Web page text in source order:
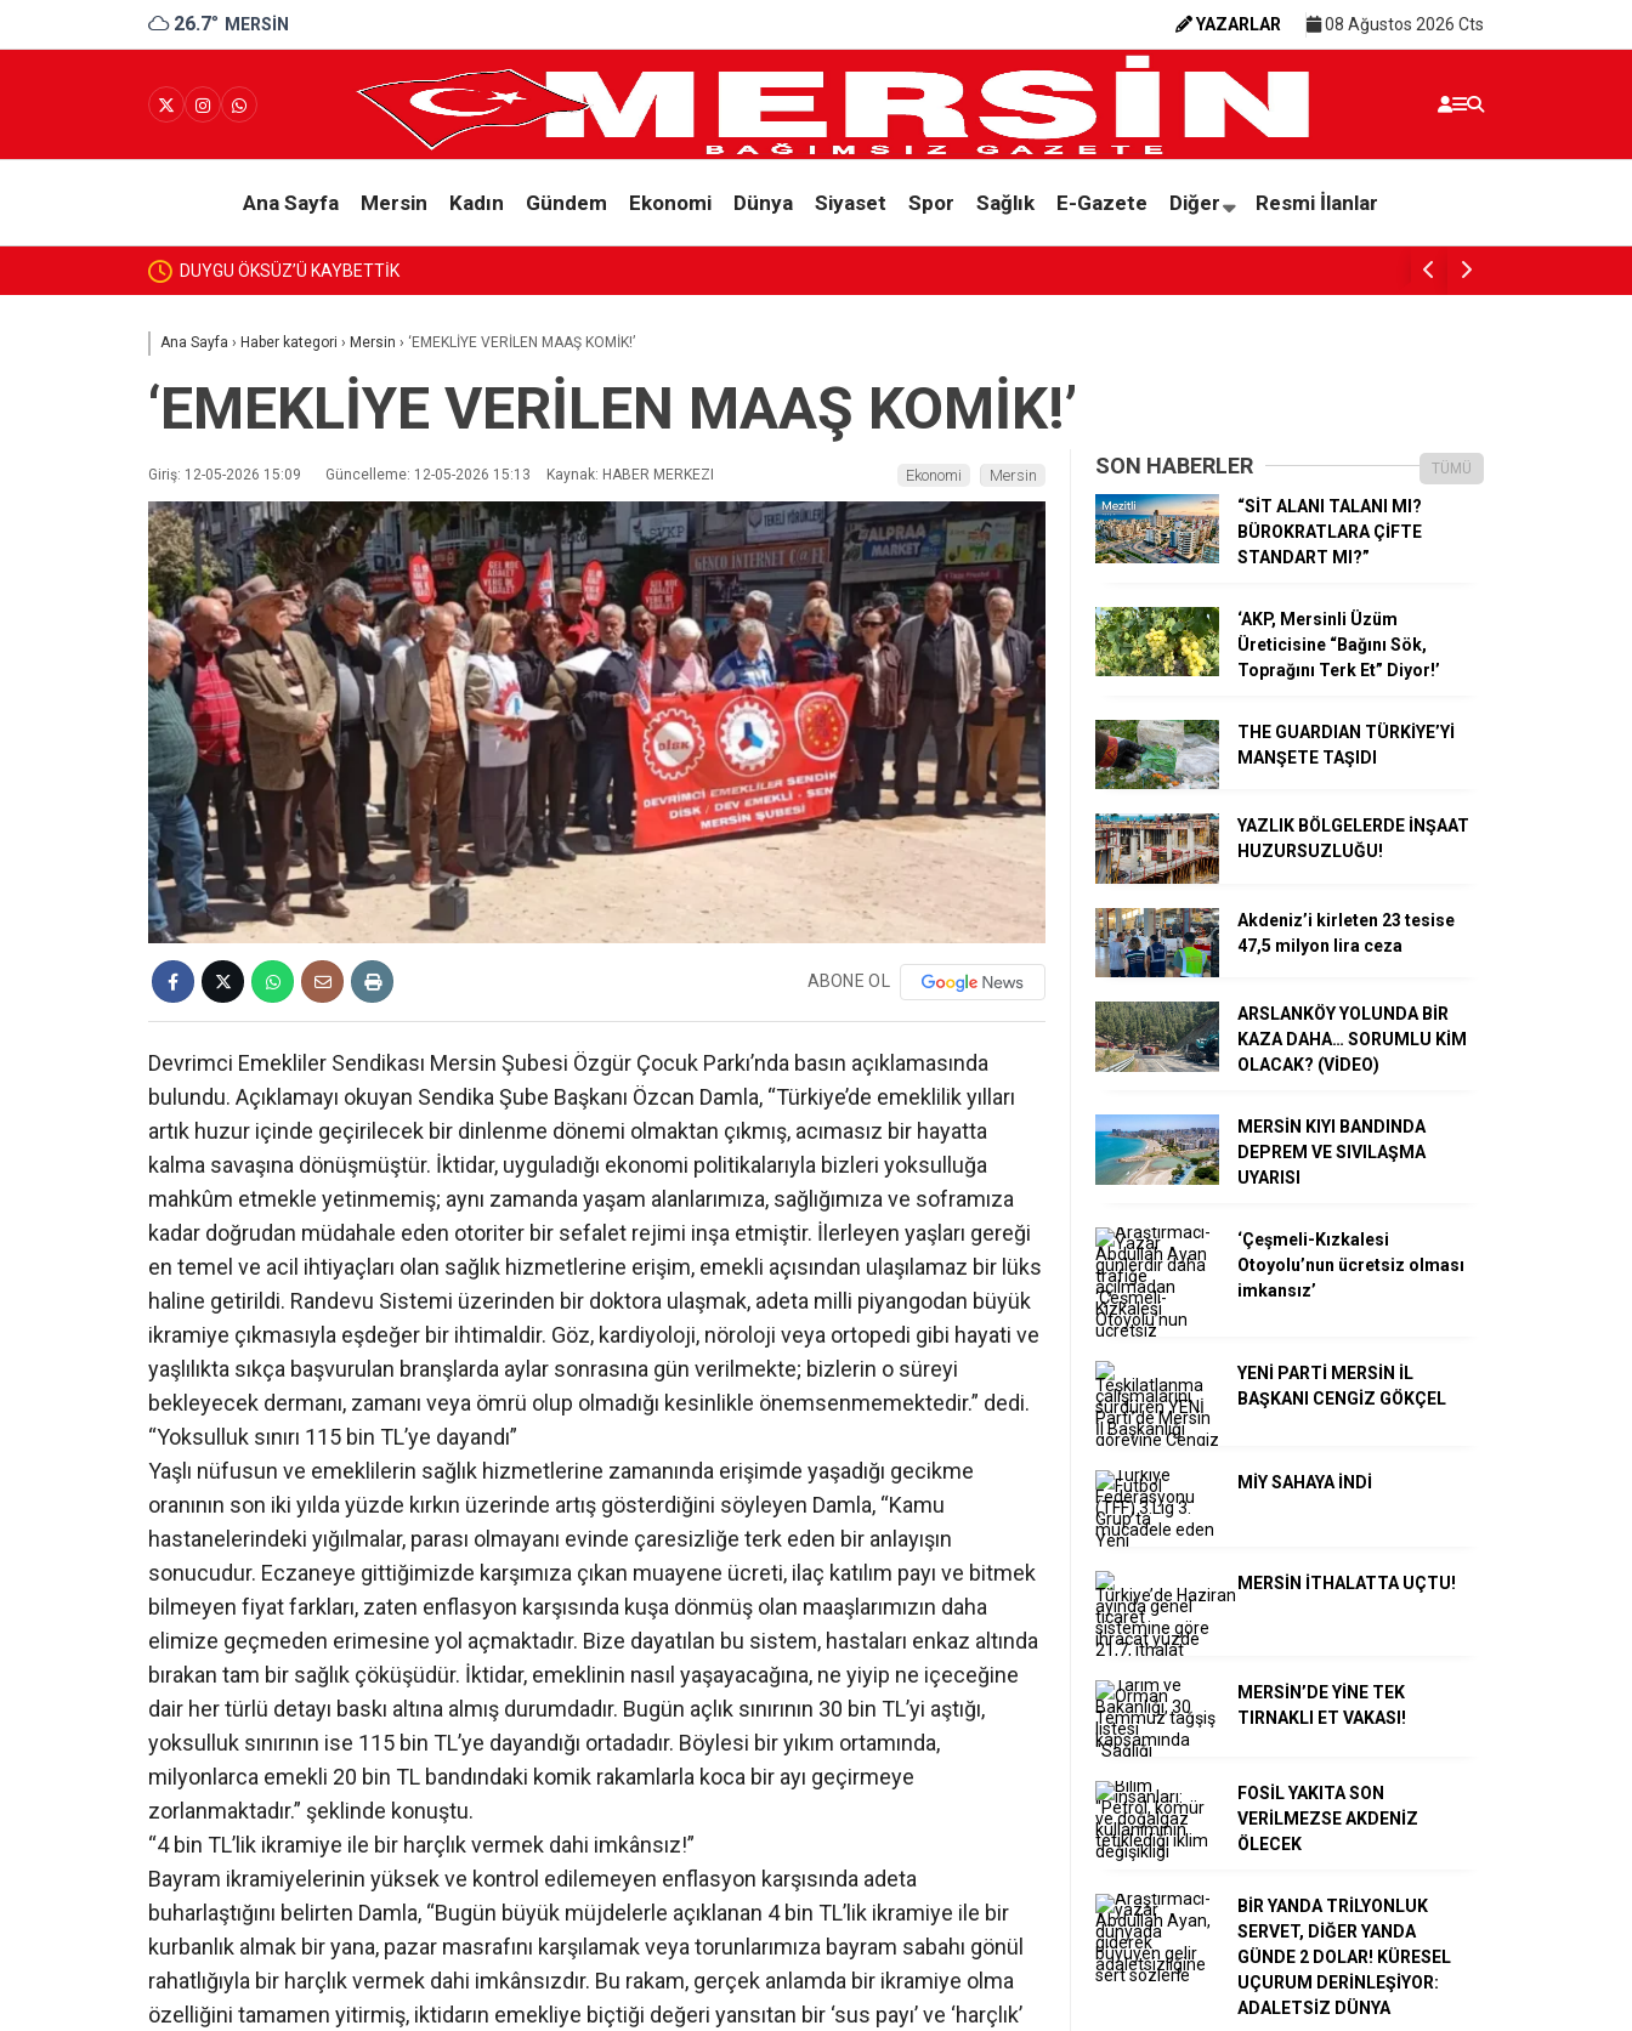
26.7° MERSIN YAZARLAR 08 Ağustos 2026 Cts
Ana Sayfa Mersin Kadın Gündem Ekonomi Dünya Siyaset Spor Sağlık E-Gazete Diğer Resmi İlanlar
DUYGU ÖKSÜZ’Ü KAYBETTİK BAŞKAN YILDIZ, SAHADAKİ ÇALIŞMALARI YERİNDE İNCELEDİ
Ana Sayfa › Haber kategori › Mersin › ‘EMEKLİYE VERİLEN MAAŞ KOMİK!’
‘EMEKLİYE VERİLEN MAAŞ KOMİK!’
Giriş: 12-05-2026 15:09 Güncelleme: 12-05-2026 15:13 Kaynak: HABER MERKEZI Ekonomi Mersin
ABONE OL
Devrimci Emekliler Sendikası Mersin Şubesi Özgür Çocuk Parkı’nda basın açıklamasında
bulundu. Açıklamayı okuyan Sendika Şube Başkanı Özcan Damla, “Türkiye’de emeklilik yılları
artık huzur içinde geçirilecek bir dinlenme dönemi olmaktan çıkmış, acımasız bir hayatta
kalma savaşına dönüşmüştür. İktidar, uyguladığı ekonomi politikalarıyla bizleri yoksulluğa
mahkûm etmekle yetinmemiş; aynı zamanda yaşam alanlarımıza, sağlığımıza ve soframıza
kadar doğrudan müdahale eden otoriter bir sefalet rejimi inşa etmiştir. İlerleyen yaşları gereği
en temel ve acil ihtiyaçları olan sağlık hizmetlerine erişim, emekli açısından ulaşılamaz bir lüks
haline getirildi. Randevu Sistemi üzerinden bir doktora ulaşmak, adeta milli piyangodan büyük
ikramiye çıkmasıyla eşdeğer bir ihtimaldir. Göz, kardiyoloji, nöroloji veya ortopedi gibi hayati ve
yaşlılıkta sıkça başvurulan branşlarda aylar sonrasına gün verilmekte; bizlerin o süreyi
bekleyecek dermanı, zamanı veya ömrü olup olmadığı kesinlikle önemsenmemektedir.” dedi.
“Yoksulluk sınırı 115 bin TL’ye dayandı”
Yaşlı nüfusun ve emeklilerin sağlık hizmetlerine zamanında erişimde yaşadığı gecikme
oranının son iki yılda yüzde kırkın üzerinde artış gösterdiğini söyleyen Damla, “Kamu
hastanelerindeki yığılmalar, parası olmayanı evinde çaresizliğe terk eden bir anlayışın
sonucudur. Eczaneye gittiğimizde karşımıza çıkan muayene ücreti, ilaç katılım payı ve bitmek
bilmeyen fiyat farkları, zaten enflasyon karşısında kuşa dönmüş olan maaşlarımızın daha
elimize geçmeden erimesine yol açmaktadır. Bize dayatılan bu sistem, hastaları enkaz altında
bırakan tam bir sağlık çöküşüdür. İktidar, emeklinin nasıl yaşayacağına, ne yiyip ne içeceğine
dair her türlü detayı baskı altına almış durumdadır. Bugün açlık sınırının 30 bin TL’yi aştığı,
yoksulluk sınırının ise 115 bin TL’ye dayandığı ortadadır. Böylesi bir yıkım ortamında,
milyonlarca emekli 20 bin TL bandındaki komik rakamlarla koca bir ayı geçirmeye
zorlanmaktadır.” şeklinde konuştu.
“4 bin TL’lik ikramiye ile bir harçlık vermek dahi imkânsız!”
Bayram ikramiyelerinin yüksek ve kontrol edilemeyen enflasyon karşısında adeta
buharlaştığını belirten Damla, “Bugün büyük müjdelerle açıklanan 4 bin TL’lik ikramiye ile bir
kurbanlık almak bir yana, pazar masrafını karşılamak veya torunlarımıza bayram sabahı gönül
rahatlığıyla bir harçlık vermek dahi imkânsızdır. Bu rakam, gerçek anlamda bir ikramiye olma
özelliğini tamamen yitirmiş, iktidarın emekliye biçtiği değeri yansıtan bir ‘sus payı’ ve ‘harçlık’
SON HABERLER TÜMÜ
“SİT ALANI TALANI MI?
BÜROKRATLARA ÇİFTE
STANDART MI?”
‘AKP, Mersinli Üzüm
Üreticisine “Bağını Sök,
Toprağını Terk Et” Diyor!’
THE GUARDIAN TÜRKİYE’Yİ
MANŞETE TAŞIDI
YAZLIK BÖLGELERDE İNŞAAT
HUZURSUZLUĞU!
Akdeniz’i kirleten 23 tesise
47,5 milyon lira ceza
ARSLANKÖY YOLUNDA BİR
KAZA DAHA… SORUMLU KİM
OLACAK? (VİDEO)
MERSİN KIYI BANDINDA
DEPREM VE SIVILAŞMA
UYARISI
‘Çeşmeli-Kızkalesi
Otoyolu’nun ücretsiz olması
imkansız’
YENİ PARTİ MERSİN İL
BAŞKANI CENGİZ GÖKÇEL
MİY SAHAYA İNDİ
MERSİN İTHALATTA UÇTU!
MERSİN’DE YİNE TEK
TIRNAKLI ET VAKASI!
FOSİL YAKITA SON
VERİLMEZSE AKDENİZ
ÖLECEK
BİR YANDA TRİLYONLUK
SERVET, DİĞER YANDA
GÜNDE 2 DOLAR! KÜRESEL
UÇURUM DERİNLEŞİYOR:
ADALETSİZ DÜNYA